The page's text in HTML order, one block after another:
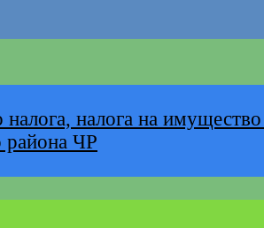
налога на
района ЧР